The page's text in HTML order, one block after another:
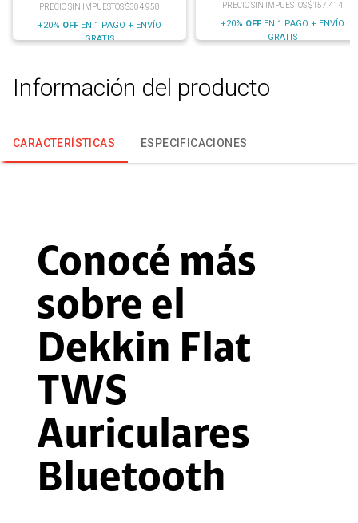
PRECIO SIN IMPUESTOS $304.958
+20% OFF EN 1 PAGO + ENVÍO
GRATIS
PRECIO SIN IMPUESTOS $157.414
+20% OFF EN 1 PAGO + ENVÍO
GRATIS
Información del producto
CARACTERÍSTICAS ESPECIFICACIONES
Conocé más
sobre el
Dekkin Flat
TWS
Auriculares
Bluetooth